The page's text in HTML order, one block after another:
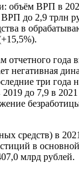
объём ВРП в
до 2,9 трлн
в
три
до 7,9 в
средств) в
в
млрд рублей.